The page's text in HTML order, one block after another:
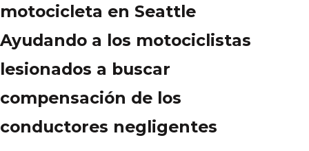
motocicleta en Seattle
Ayudando a los motociclistas
lesionados a buscar
compensación de los
conductores negligentes